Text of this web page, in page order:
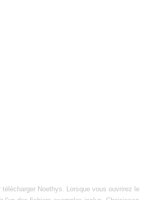
Noethys. Lorsque vous ouvrirez le